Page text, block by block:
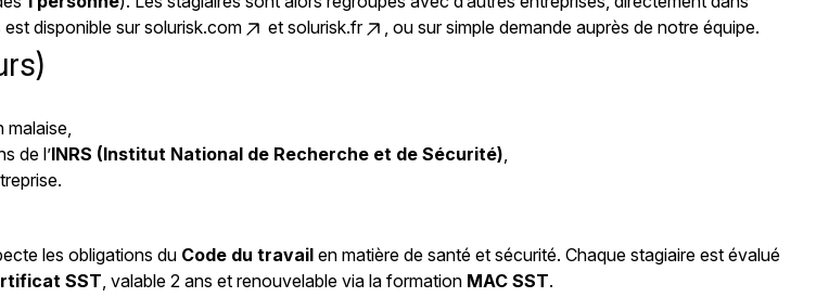
est disponible sursolurisk.com etsolurisk.fr , ou sur simple demande auprès de notre équipe.
malaise,
de l’INRS (Institut National de Recherche et de Sécurité),
les obligations du Code du travail en matière de santé et sécurité. Chaque stagiaire est évalué
SST, valable 2 ans et renouvelable via la formation MAC SST.